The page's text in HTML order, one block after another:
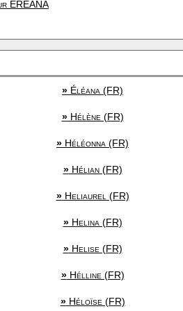
EREANA
» Éléana (FR)
»Hélène (FR)
» Héléonna (FR)
»Hélian (FR)
»Heliaurel (FR)
»Helina (FR)
»Helise (FR)
»Hélline (FR)
»Héloïse (FR)